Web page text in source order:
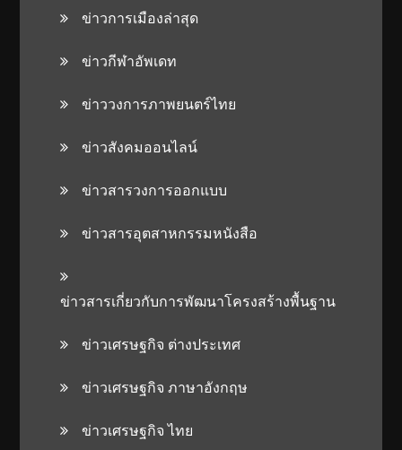
ข่าวการเมืองล่าสุด
ข่าวกีฬาอัพเดท
ข่าววงการภาพยนตร์ไทย
ข่าวสังคมออนไลน์
ข่าวสารวงการออกแบบ
ข่าวสารอุตสาหกรรมหนังสือ
ข่าวสารเกี่ยวกับการพัฒนาโครงสร้างพื้นฐาน
ข่าวเศรษฐกิจ ต่างประเทศ
ข่าวเศรษฐกิจ ภาษาอังกฤษ
ข่าวเศรษฐกิจ ไทย